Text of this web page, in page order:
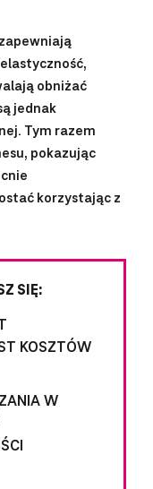
obniżać
jednak
Tym razem
pokazując
korzystając z
SIĘ:
KOSZTÓW
W